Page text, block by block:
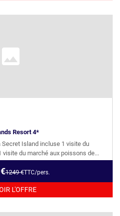
Resort 4*
Island incluse 1 visite du
visite du marché aux poissons de...
1249€TTC/pers.
L'OFFRE